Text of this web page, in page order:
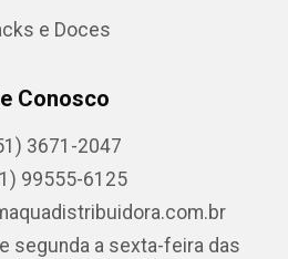
e Doces
Conosco
3671-2047
99555-6125
segunda a sexta-feira das